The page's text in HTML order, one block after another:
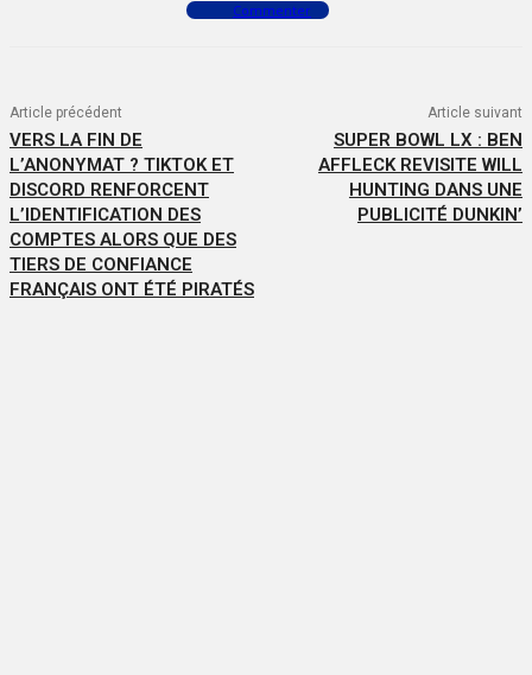
Commenter
Article précédent
VERS LA FIN DE
L’ANONYMAT ? TIKTOK ET
DISCORD RENFORCENT
L’IDENTIFICATION DES
COMPTES ALORS QUE DES
TIERS DE CONFIANCE
FRANÇAIS ONT ÉTÉ PIRATÉS
Article suivant
SUPER BOWL LX : BEN
AFFLECK REVISITE WILL
HUNTING DANS UNE
PUBLICITÉ DUNKIN’